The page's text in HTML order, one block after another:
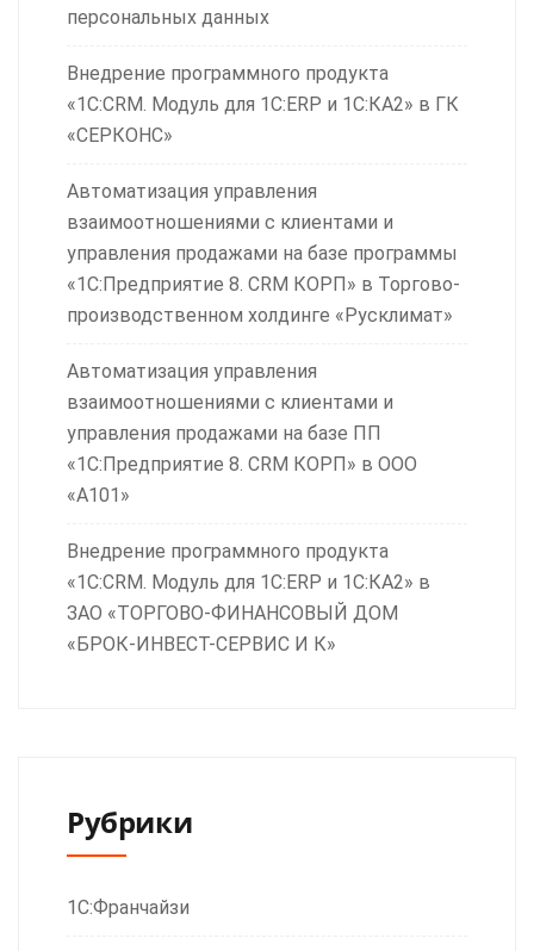
персональных данных
Внедрение программного продукта
«1С:CRM. Модуль для 1С:ERP и 1С:КА2» в ГК
«СЕРКОНС»
Автоматизация управления
взаимоотношениями с клиентами и
управления продажами на базе программы
«1С:Предприятие 8. CRM КОРП» в Торгово-
производственном холдинге «Русклимат»
Автоматизация управления
взаимоотношениями с клиентами и
управления продажами на базе ПП
«1С:Предприятие 8. CRM КОРП» в ООО
«А101»
Внедрение программного продукта
«1С:CRM. Модуль для 1С:ERP и 1С:КА2» в
ЗАО «ТОРГОВО-ФИНАНСОВЫЙ ДОМ
«БРОК-ИНВЕСТ-СЕРВИС И К»
Рубрики
1С:Франчайзи